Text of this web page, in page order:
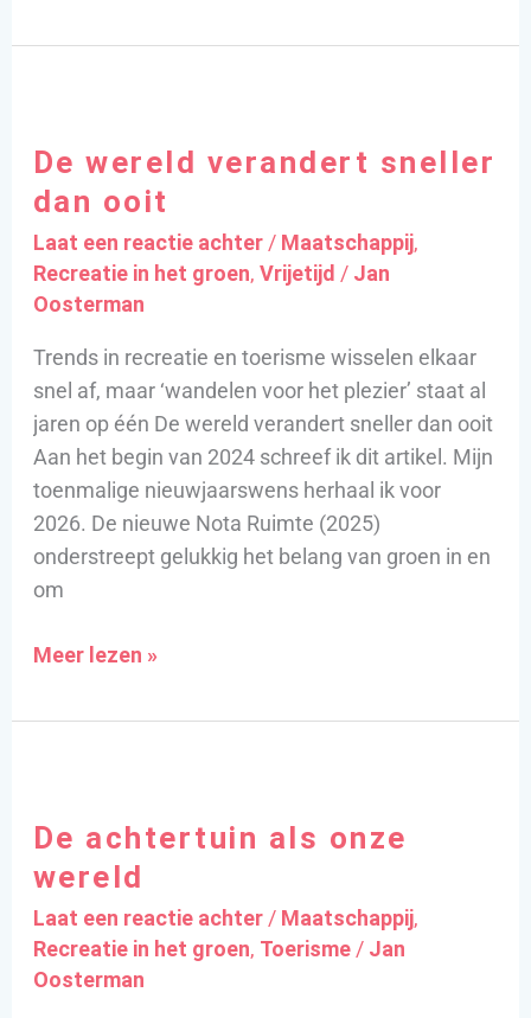
De wereld verandert sneller
dan ooit
Laat een reactie achter / Maatschappij,
Recreatie in het groen, Vrijetijd / Jan
Oosterman
Trends in recreatie en toerisme wisselen elkaar
snel af, maar ‘wandelen voor het plezier’ staat al
jaren op één De wereld verandert sneller dan ooit
Aan het begin van 2024 schreef ik dit artikel. Mijn
toenmalige nieuwjaarswens herhaal ik voor
2026. De nieuwe Nota Ruimte (2025)
onderstreept gelukkig het belang van groen in en
om
verandert
sneller
ooit
Meer lezen »
De achtertuin als onze
wereld
Laat een reactie achter / Maatschappij,
Recreatie in het groen, Toerisme/ Jan
Oosterman
als
onze